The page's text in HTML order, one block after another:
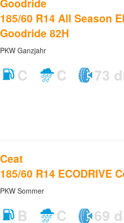
185/60 R14 All Season
Goodride 82H
PKW Ganzjahr
C C 73
Ceat
185/60 R14 ECODRIVE
PKW Sommer
B C 69